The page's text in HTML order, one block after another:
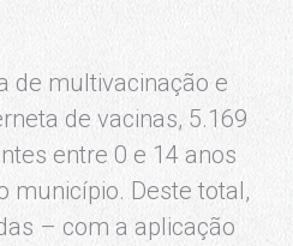
de multivacinação e
de vacinas, 5.169
entre 0 e 14 anos
município. Deste total,
– com a aplicação